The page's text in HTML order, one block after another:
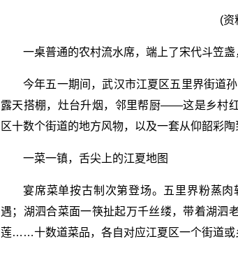
(资
一桌普通的农村流水席，端上了宋代斗笠
今年五一期间，武汉市江夏区五里界街道
露天搭棚，灶台升烟，邻里帮厨——这是乡村
区十数个街道的地方风物，以及一套从仰韶彩
一菜一镇，舌尖上的江夏地图
宴席菜单按古制次第登场。五里界粉蒸
遇；湖泗合菜面一筷扯起万千丝缕，带着湖泗
莲……十数道菜品，各自对应江夏区一个街道或